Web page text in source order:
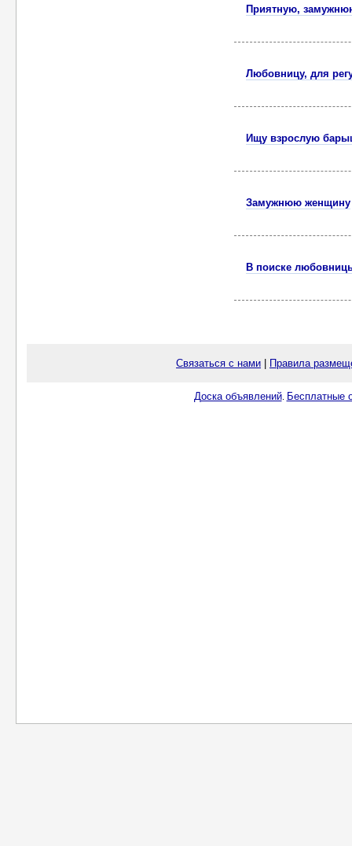
Приятную,
Любовницу, для
Ищу взрослую
Замужнюю женщину
В поиске
Связаться с нами Правила
Доска объявлений. Бесплатные